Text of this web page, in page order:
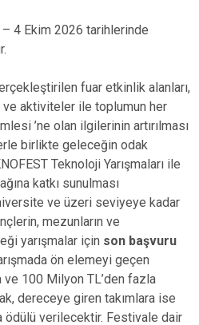
– 4 Ekim 2026 tarihlerinde
fuar etkinlik alanları,
aktiviteler ile toplumun her
’ne olan ilgilerinin artırılması
birlikte geleceğin odak
Teknoloji Yarışmaları ile
katkı sunulması
ve üzeri seviyeye kadar
mezunların ve
yarışmalar için son başvuru
ön elemeyi geçen
ve 100 Milyon TL’den fazla
dereceye giren takımlara ise
ödülü verilecektir. Festivale dair